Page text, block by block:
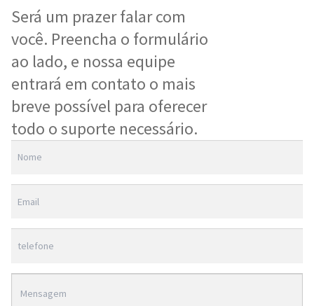
Será um prazer falar com
você. Preencha o formulário
ao lado, e nossa equipe
entrará em contato o mais
breve possível para oferecer
todo o suporte necessário.